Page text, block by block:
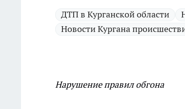
ДТП в Курганской области
Новости Кургана
Нарушение правил обгона